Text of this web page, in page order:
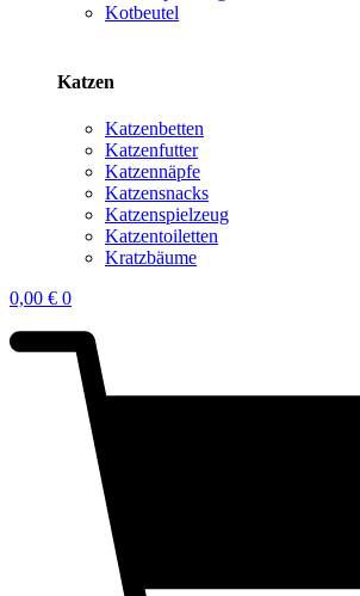
Kotbeutel
Katzen
Katzenbetten
Katzenfutter
Katzennäpfe
Katzensnacks
Katzenspielzeug
Katzentoiletten
Kratzbäume
0,00 € 0